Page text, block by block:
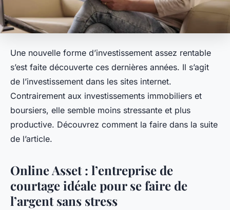
Une nouvelle forme d’investissement assez rentable
s’est faite découverte ces dernières années. Il s’agit
de l’investissement dans les sites internet.
Contrairement aux investissements immobiliers et
boursiers, elle semble moins stressante et plus
productive. Découvrez comment la faire dans la suite
de l’article.
Online Asset : l’entreprise de
courtage idéale pour se faire de
l’argent sans stress